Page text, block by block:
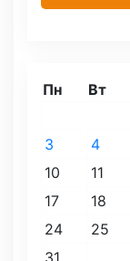
Пн Вт
3
4
10
11
17
18
24
25